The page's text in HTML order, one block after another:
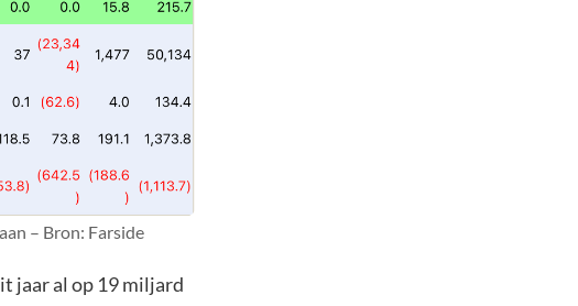
– Bron: Farside
jaar al op 19 miljard